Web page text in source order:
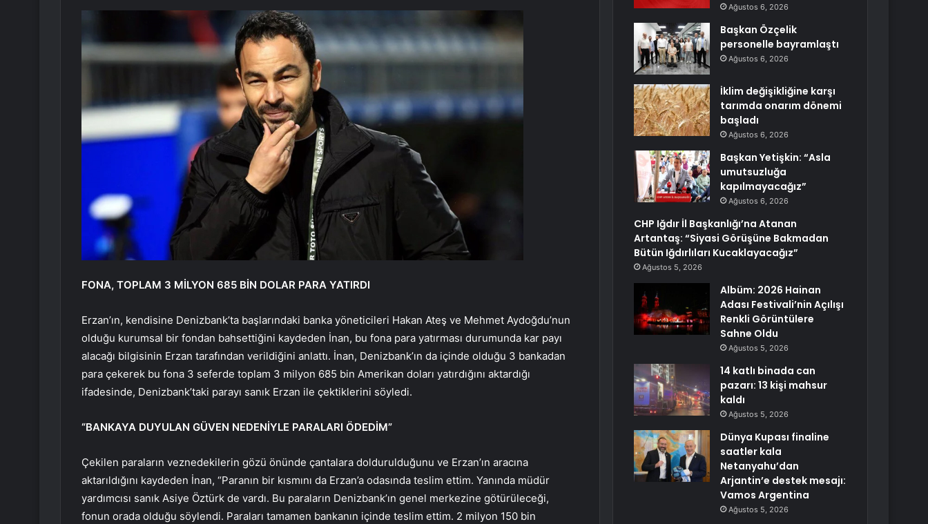
FONA, TOPLAM 3 MİLYON 685 BİN DOLAR PARA YATIRDI
Erzan’ın, kendisine Denizbank’ta başlarındaki banka yöneticileri Hakan Ateş ve Mehmet Aydoğdu’nun
olduğu kurumsal bir fondan bahsettiğini kaydeden İnan, bu fona para yatırması durumunda kar payı
alacağı bilgisinin Erzan tarafından verildiğini anlattı. İnan, Denizbank’ın da içinde olduğu 3 bankadan
para çekerek bu fona 3 seferde toplam 3 milyon 685 bin Amerikan doları yatırdığını aktardığı
ifadesinde, Denizbank’taki parayı sanık Erzan ile çektiklerini söyledi.
“BANKAYA DUYULAN GÜVEN NEDENİYLE PARALARI ÖDEDİM”
Çekilen paraların veznedekilerin gözü önünde çantalara doldurulduğunu ve Erzan’ın aracına
aktarıldığını kaydeden İnan, “Paranın bir kısmını da Erzan’a odasında teslim ettim. Yanında müdür
yardımcısı sanık Asiye Öztürk de vardı. Bu paraların Denizbank’ın genel merkezine götürüleceği,
fonun orada olduğu söylendi. Paraları tamamen bankanın içinde teslim ettim. 2 milyon 150 bin
Ağustos 6, 2026
Başkan Özçelik
personelle bayramlaştı
Ağustos 6, 2026
İklim değişikliğine karşı
tarımda onarım dönemi
başladı
Ağustos 6, 2026
Başkan Yetişkin: “Asla
umutsuzluğa
kapılmayacağız”
Ağustos 6, 2026
CHP Iğdır İl Başkanlığı’na Atanan
Artantaş: “Siyasi Görüşüne Bakmadan
Bütün Iğdırlıları Kucaklayacağız”
Ağustos 5, 2026
Albüm: 2026 Hainan
Adası Festivali’nin Açılışı
Renkli Görüntülere
Sahne Oldu
Ağustos 5, 2026
14 katlı binada can
pazarı: 13 kişi mahsur
kaldı
Ağustos 5, 2026
Dünya Kupası finaline
saatler kala
Netanyahu’dan
Arjantin’e destek mesajı:
Vamos Argentina
Ağustos 5, 2026